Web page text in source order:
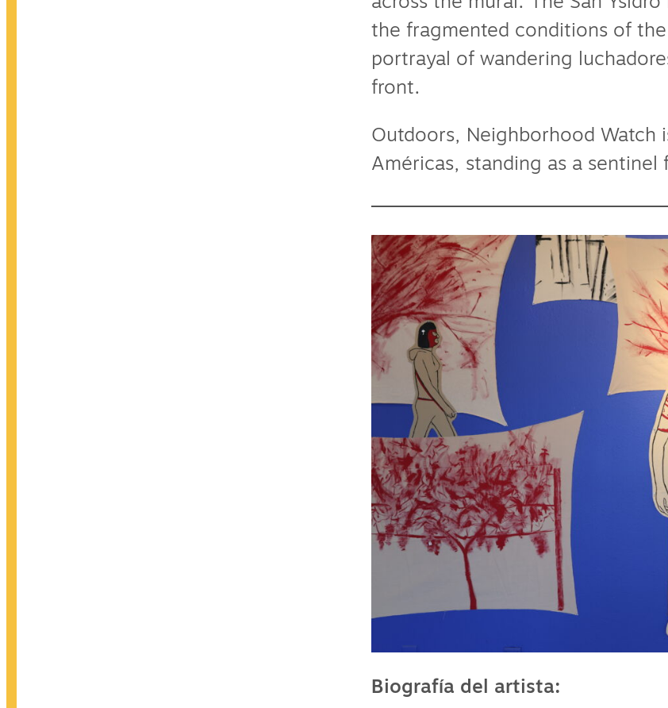
the fragmented conditions of
portrayal of wandering
front.
Outdoors, Neighborhood
Américas, standing as a sentinel
Biografía del artista: